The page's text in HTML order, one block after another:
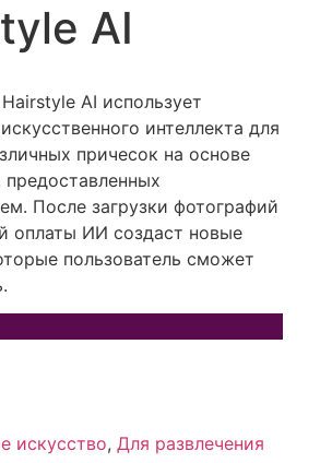
AI
AI использует
интеллекта для
причесок на основе
После загрузки фотографий
оплаты ИИ создаст новые
пользователь сможет
искусство, Для развлечения